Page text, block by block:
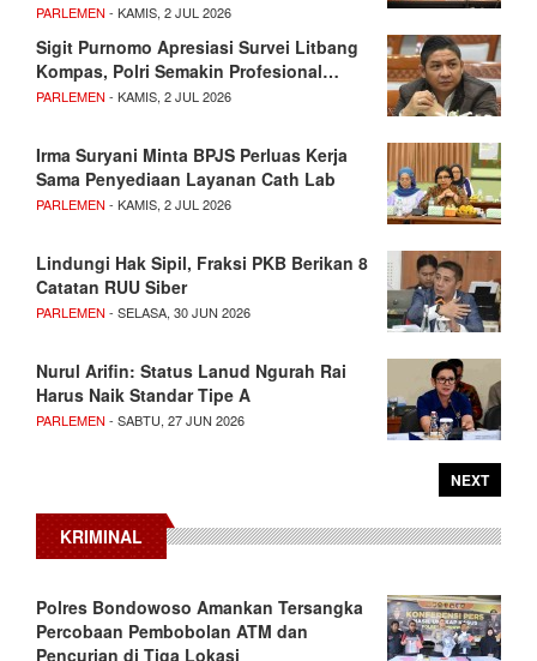
PARLEMEN - KAMIS, 2 JUL 2026
Sigit Purnomo Apresiasi Survei Litbang
Kompas, Polri Semakin Profesional…
PARLEMEN - KAMIS, 2 JUL 2026
Irma Suryani Minta BPJS Perluas Kerja
Sama Penyediaan Layanan Cath Lab
PARLEMEN - KAMIS, 2 JUL 2026
Lindungi Hak Sipil, Fraksi PKB Berikan 8
Catatan RUU Siber
PARLEMEN - SELASA, 30 JUN 2026
Nurul Arifin: Status Lanud Ngurah Rai
Harus Naik Standar Tipe A
PARLEMEN - SABTU, 27 JUN 2026
NEXT
KRIMINAL
Polres Bondowoso Amankan Tersangka
Percobaan Pembobolan ATM dan
Pencurian di Tiga Lokasi